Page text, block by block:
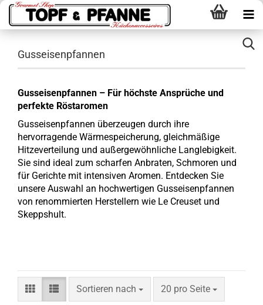
Gusseisenpfannen
Gusseisenpfannen – Für höchste Ansprüche und
perfekte Röstaromen
Gusseisenpfannen überzeugen durch ihre
hervorragende Wärmespeicherung, gleichmäßige
Hitzeverteilung und außergewöhnliche Langlebigkeit.
Sie sind ideal zum scharfen Anbraten, Schmoren und
für Gerichte mit intensiven Aromen. Entdecken Sie
unsere Auswahl an hochwertigen Gusseisenpfannen
von renommierten Herstellern wie Le Creuset und
Skeppshult.
Sortieren nach
Sortieren nach 20 pro Seite
pro Seite